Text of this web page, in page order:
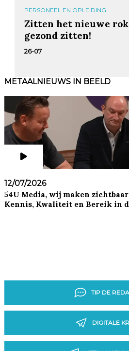
PERSONEEL EN OPLEIDING
Zitten het nieuwe
gezond zitten!
26-07
METAALNIEUWS IN BEELD
12/07/2026
54U Media, wij maken
Kennis, Kwaliteit en Bereik in
TIP DE
DIGITALE